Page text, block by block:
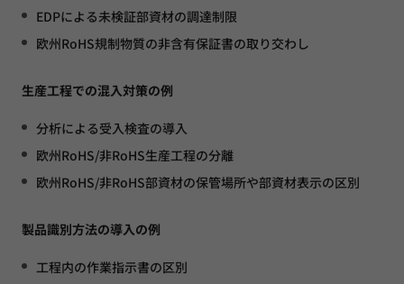
EDPによる未検証部資材の調達制限
欧州RoHS規制物質の非含有保証書の取り交わし
生産工程での混入対策の例
分析による受入検査の導入
欧州RoHS/非RoHS生産工程の分離
欧州RoHS/非RoHS部資材の保管場所や部資材表示の区別
製品識別方法の導入の例
工程内の作業指示書の区別